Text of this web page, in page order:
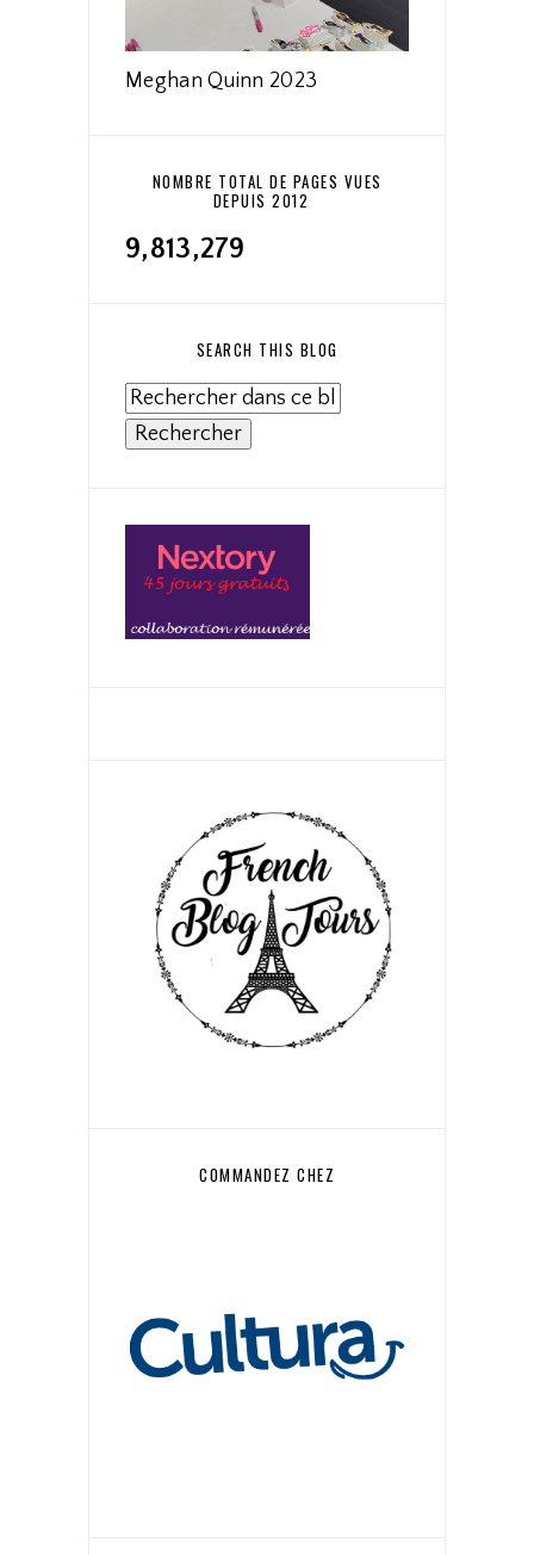
Meghan Quinn 2023
NOMBRE TOTAL DE PAGES VUES
DEPUIS 2012
9,813,279
SEARCH THIS BLOG
COMMANDEZ CHEZ